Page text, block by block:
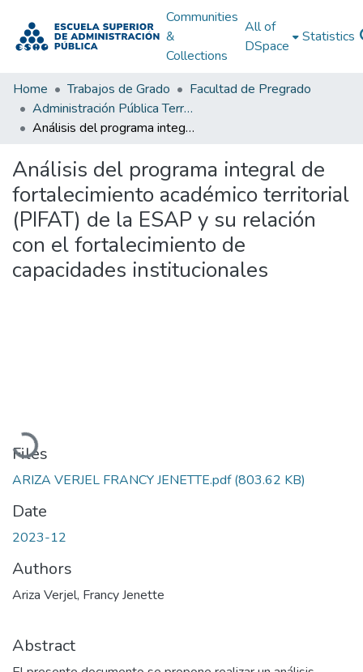
Communities
&
Collections
All of
DSpace
Statistics
Home Trabajos de Grado
Facultad de Pregrado
Administración Pública Territorial (APT)
Análisis del programa integral de fortalecimiento académico territorial (PIFAT) de la ESAP y su relación con el fortalecimiento de capacidades institucionales
Análisis del programa integral de
fortalecimiento académico territorial
(PIFAT) de la ESAP y su relación
con el fortalecimiento de
capacidades institucionales
Loading...
Files
ARIZA VERJEL FRANCY JENETTE.pdf(803.62 KB)
Date
2023-12
Authors
Ariza Verjel, Francy Jenette
Abstract